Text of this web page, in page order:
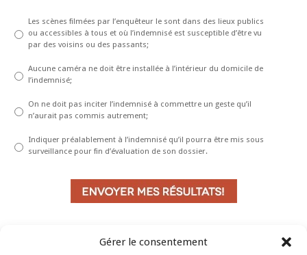
Gérer le consentement
Les scènes filmées par l’enquêteur le sont dans des lieux publics
ou accessibles à tous et où l’indemnisé est susceptible d’être vu
par des voisins ou des passants;
Aucune caméra ne doit être installée à l’intérieur du domicile de
l’indemnisé;
On ne doit pas inciter l’indemnisé à commettre un geste qu’il
n’aurait pas commis autrement;
Indiquer préalablement à l’indemnisé qu’il pourra être mis sous
surveillance pour fin d’évaluation de son dossier.